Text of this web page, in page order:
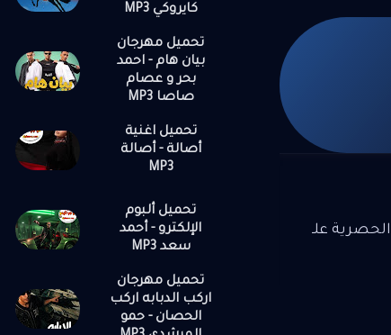
كايروكي MP3
تحميل مهرجان
بيان هام - احمد
بحر و عصام
صاصا MP3
تحميل اغنية
أصالة - أصالة
MP3
تحميل ألبوم
الإلكترو - أحمد
سعد MP3
تحميل مهرجان
اركب الدبابه اركب
الحصان - حمو
علـ